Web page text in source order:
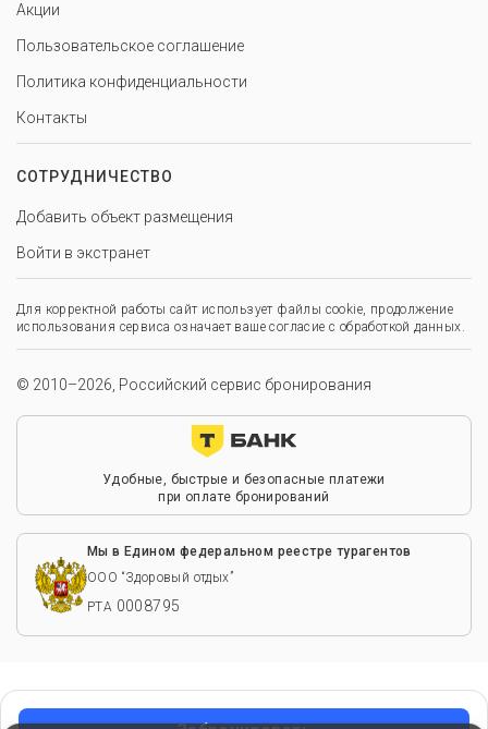
Акции
Пользовательское соглашение
Политика конфиденциальности
Контакты
СОТРУДНИЧЕСТВО
Добавить объект размещения
Войти в экстранет
Для корректной работы сайт использует файлы cookie, продолжение
использования сервиса означает ваше согласие с обработкой данных.
© 2010–2026, Российский сервис бронирования
Удобные, быстрые и безопасные платежи
при оплате бронирований
Мы в Едином федеральном реестре турагентов
ООО “Здоровый отдых”
РТА 0008795